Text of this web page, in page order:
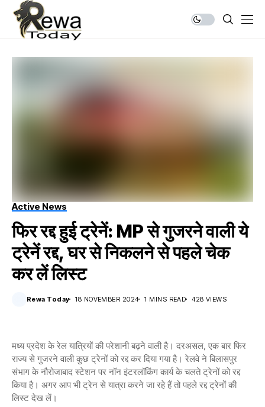
Active News
फिर रद्द हुई ट्रेनें: MP से गुजरने वाली ये
ट्रेनें रद्द, घर से निकलने से पहले चेक
कर लें लिस्ट
Rewa Today 18 NOVEMBER 2024 1 MINS READ 428 VIEWS
मध्य प्रदेश के रेल यात्रियों की परेशानी बढ़ने वाली है। दरअसल, एक बार फिर
राज्य से गुजरने वाली कुछ ट्रेनों को रद्द कर दिया गया है। रेलवे ने बिलासपुर
संभाग के नौरोजाबाद स्टेशन पर नॉन इंटरलॉकिंग कार्य के चलते ट्रेनों को रद्द
किया है। अगर आप भी ट्रेन से यात्रा करने जा रहे हैं तो पहले रद्द ट्रेनों की
लिस्ट देख लें।